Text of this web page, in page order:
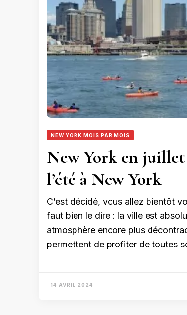
NEW YORK MOIS PAR MOIS
New York en juillet
l’été à New York
C’est décidé, vous allez bientôt
faut bien le dire : la ville est
atmosphère encore plus
permettent de profiter de toutes
14 AVRIL 2024